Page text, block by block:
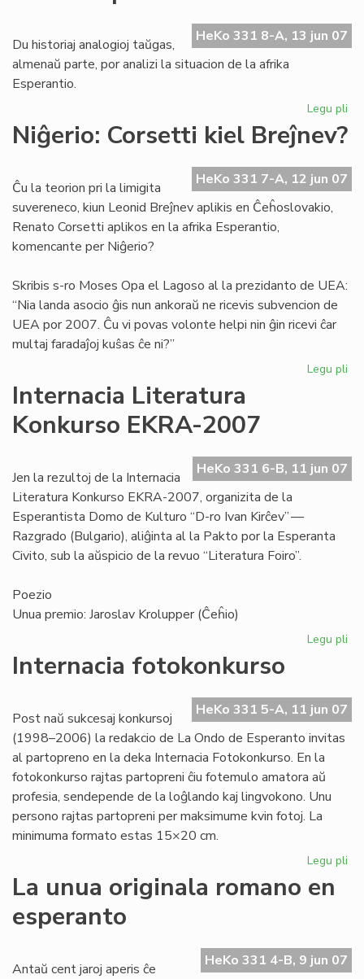
HeKo 331 8-A, 13 jun 07
Du historiaj analogioj taŭgas,
almenaŭ parte, por analizi la situacion de la afrika
Esperantio.
Legu pli
Niĝerio: Corsetti kiel Breĵnev?
HeKo 331 7-A, 12 jun 07
Ĉu la teorion pri la limigita
suvereneco, kiun Leonid Breĵnev aplikis en Ĉeĥoslovakio,
Renato Corsetti aplikos en la afrika Esperantio,
komencante per Niĝerio?
Skribis s-ro Moses Opa el Lagoso al la prezidanto de UEA:
“Nia landa asocio ĝis nun ankoraŭ ne ricevis subvencion de
UEA por 2007. Ĉu vi povas volonte helpi nin ĝin ricevi ĉar
multaj faradaĵoj kuŝas ĉe ni?”
Legu pli
Internacia Literatura
Konkurso EKRA-2007
HeKo 331 6-B, 11 jun 07
Jen la rezultoj de la Internacia
Literatura Konkurso EKRA-2007, organizita de la
Esperantista Domo de Kulturo “D-ro Ivan Kirĉev” —
Razgrado (Bulgario), aliĝinta al la Pakto por la Esperanta
Civito, sub la aŭspicio de la revuo “Literatura Foiro”.
Poezio
Unua premio: Jaroslav Krolupper (Ĉeĥio)
Legu pli
Internacia fotokonkurso
HeKo 331 5-A, 11 jun 07
Post naŭ sukcesaj konkursoj
(1998–2006) la redakcio de La Ondo de Esperanto invitas
al partopreno en la deka Internacia Fotokonkurso. En la
fotokonkurso rajtas partopreni ĉiu fotemulo amatora aŭ
profesia, sendepende de la loĝlando kaj lingvokono. Unu
persono rajtas partopreni per maksimume kvin fotoj. La
minimuma formato estas 15×20 cm.
Legu pli
La unua originala romano en
esperanto
HeKo 331 4-B, 9 jun 07
Antaŭ cent jaroj aperis ĉe